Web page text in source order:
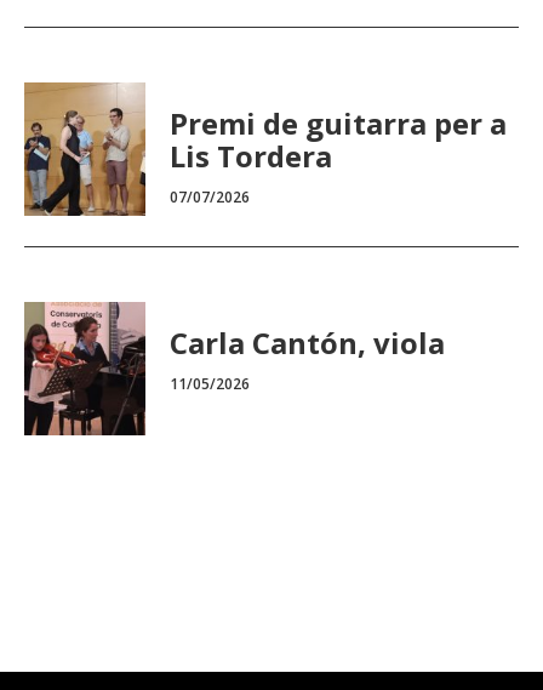
Premi de guitarra per a
Lis Tordera
07/07/2026
Carla Cantón, viola
11/05/2026